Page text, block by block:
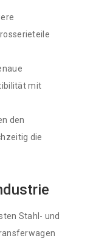
mit
den
die
Stahl- und